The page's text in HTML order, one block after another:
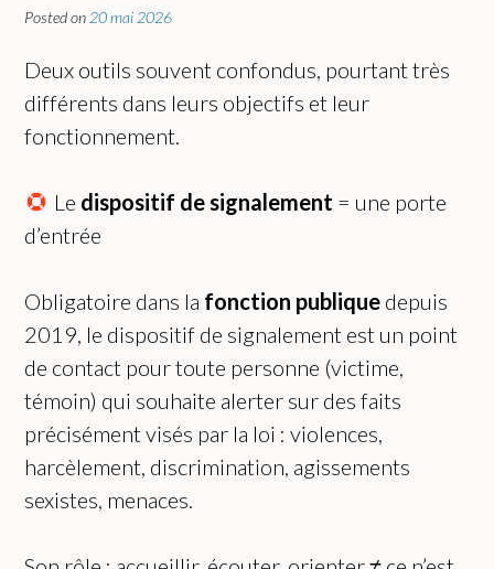
Posted on 20 mai 2026
Deux outils souvent confondus, pourtant très
différents dans leurs objectifs et leur
fonctionnement.
Le dispositif de signalement = une porte
d’entrée
Obligatoire dans la fonction publique depuis
2019, le dispositif de signalement est un point
de contact pour toute personne (victime,
témoin) qui souhaite alerter sur des faits
précisément visés par la loi : violences,
harcèlement, discrimination, agissements
sexistes, menaces.